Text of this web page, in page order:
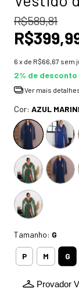
R$589,81
6 x de R$66,67 sem
2% de desconto
Ver mais
Cor: AZUL
Tamanho: G
P M G
Provador